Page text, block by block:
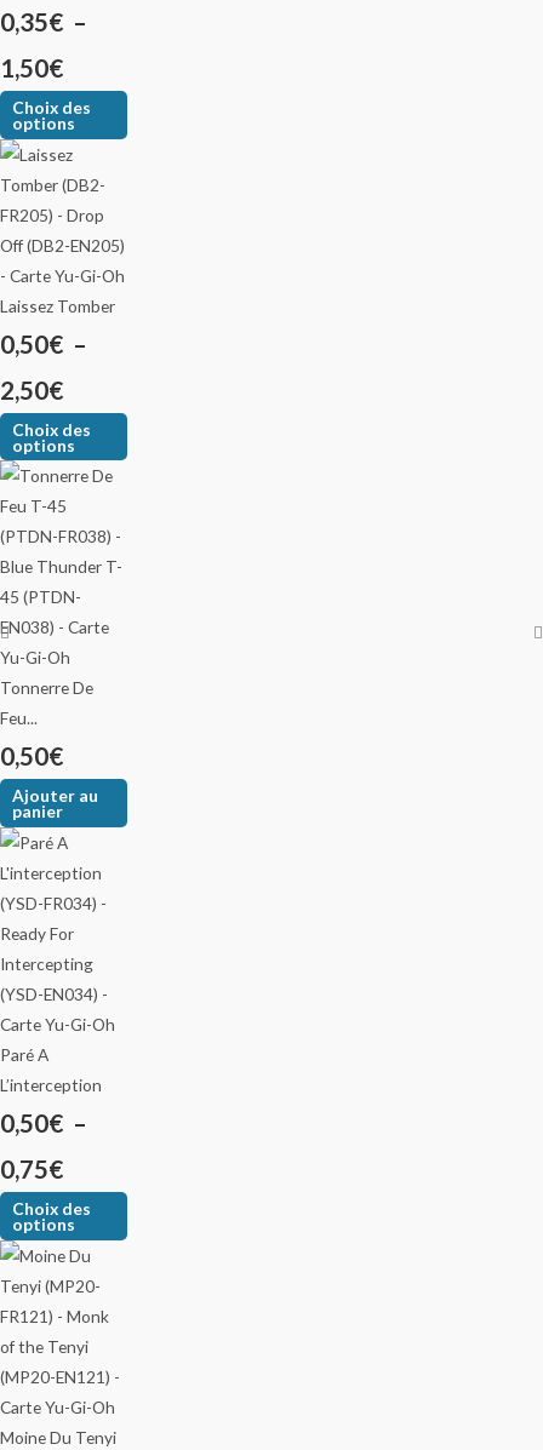
0,35€ –
1,50€
Choix des
options
Laissez Tomber
0,50€ –
2,50€
Choix des
options
Tonnerre De
Feu...
0,50€
Ajouter au
panier
Paré A
L’interception
0,50€ –
0,75€
Choix des
options
Moine Du Tenyi